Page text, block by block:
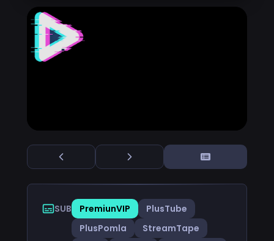
SUB PremiunVIP
PlusTube
PlusPomla
StreamTape